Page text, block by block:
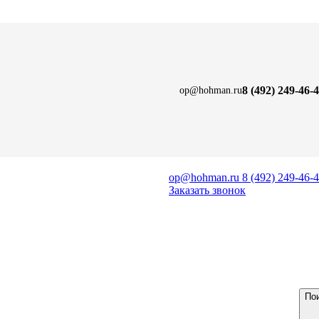
op@hohman.ru8 (492) 249-46-
op@hohman.ru 8 (492) 249-46-
Заказать звонок
и прочих материалов.
и прочих материалов.